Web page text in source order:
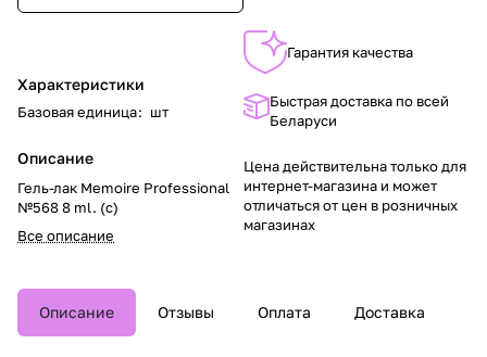
Характеристики
Базовая единица: шт
Описание
Гель-лак Memoire Professional
№568 8 ml. (с)
Все описание
Гарантия качества
Быстрая доставка по всей
Беларуси
Цена действительна только для
интернет-магазина и может
отличаться от цен в розничных
магазинах
Описание Отзывы Оплата Доставка